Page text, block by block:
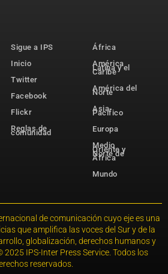
Sigue a IPS
Inicio
Twitter
Facebook
Flickr
Reglas de
comunidad
África
América
Latina y el
Caribe
América del
Norte
Asia-
Pacífico
Europa
Medio
Oriente y
Norte de
África
Mundo
de comunicación cuyo eje es una
que amplifica las voces del Sur y de la
globalización, derechos humanos y
IPS-Inter Press Service. Todos los
reservados.